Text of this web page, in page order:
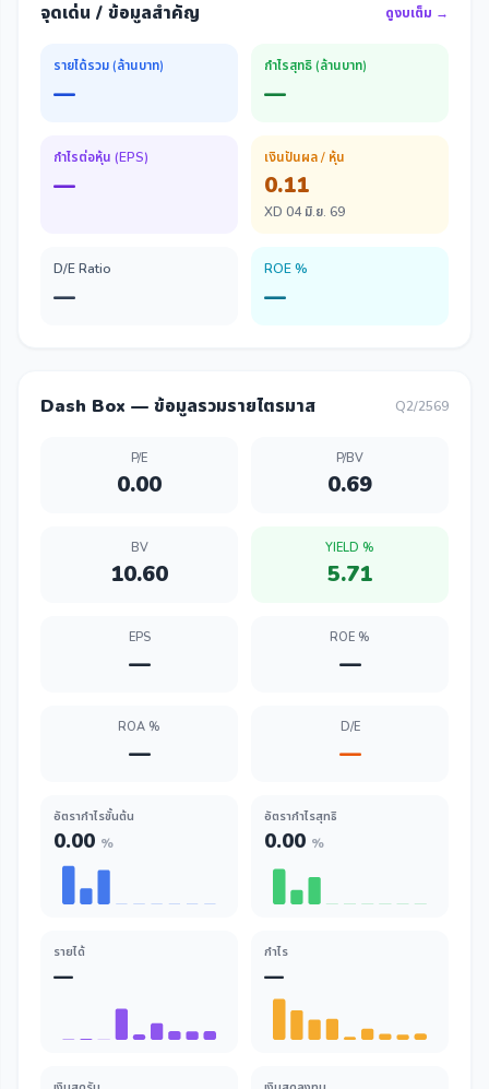
จุดเด่น / ข้อมูลสำคัญ ดูงบเต็ม →
รายได้รวม (ล้านบาท)
—
กำไรสุทธิ (ล้านบาท)
—
กำไรต่อหุ้น (EPS)
—
เงินปันผล / หุ้น
0.11
XD 04 มิ.ย. 69
D/E Ratio
—
ROE %
—
Dash Box — ข้อมูลรวมรายไตรมาส Q2/2569
P/E
0.00
P/BV
0.69
BV
10.60
YIELD %
5.71
EPS
—
ROE %
—
ROA %
—
D/E
—
อัตรากำไรขั้นต้น
0.00 %
อัตรากำไรสุทธิ
0.00 %
รายได้
—
กำไร
—